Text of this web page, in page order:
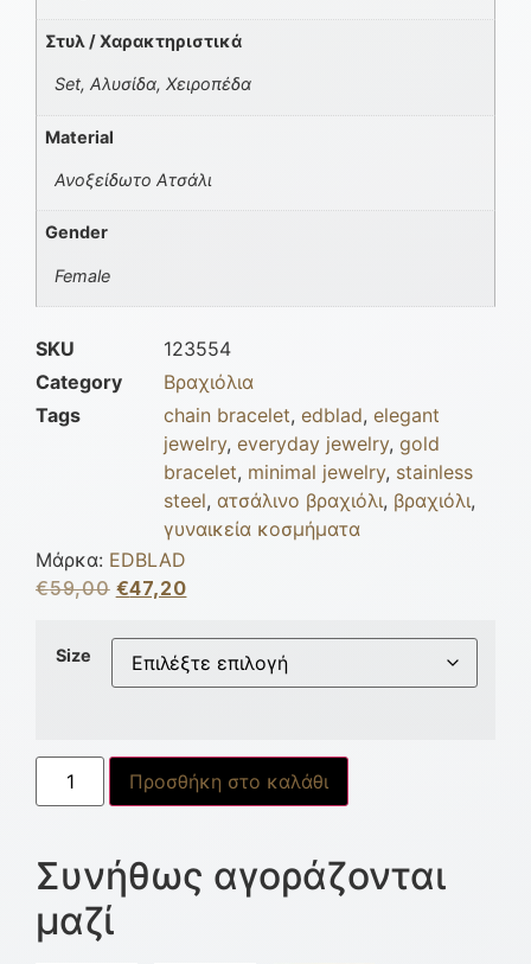
Στυλ / Χαρακτηριστικά
Set, Αλυσίδα, Χειροπέδα
Material
Ανοξείδωτο Ατσάλι
Gender
Female
SKU
123554
Category
Βραχιόλια
Tags
chain bracelet, edblad, elegant
jewelry, everyday jewelry, gold
bracelet, minimal jewelry, stainless
steel, ατσάλινο βραχιόλι, βραχιόλι,
γυναικεία κοσμήματα
Μάρκα: EDBLAD
€59,00 €47,20
Size
Προσθήκη στο καλάθι
Συνήθως αγοράζονται
μαζί